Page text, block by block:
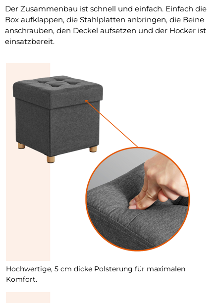
Der Zusammenbau ist schnell und einfach. Einfach die
Box aufklappen, die Stahlplatten anbringen, die Beine
anschrauben, den Deckel aufsetzen und der Hocker ist
einsatzbereit.
Hochwertige, 5 cm dicke Polsterung für maximalen
Komfort.